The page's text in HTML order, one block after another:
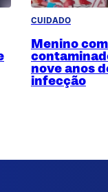
CUIDADO
Menino
nove anos
infecção